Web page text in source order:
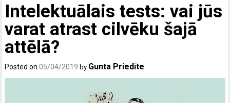
Intelektuālais tests: vai jūs
varat atrast cilvēku šajā
attēlā?
Posted on05/04/2019 by Gunta Priedīte